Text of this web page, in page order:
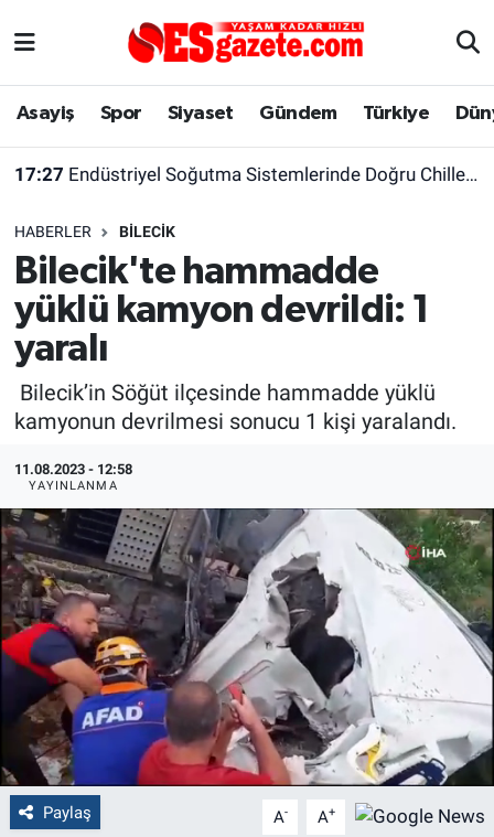
Asayiş Spor Siyaset Gündem Türkiye
HABERLER BILECIK
Bilecik'te hammadde
yüklü kamyon devrildi: 1
yaralı
Bilecik’in Söğüt ilçesinde hammadde yüklü
kamyonun devrilmesi sonucu 1 kişi yaralandı.
11.08.2023 - 12:58
YAYINLANMA
Paylaş A- A+
Asayiş
Gündem
Türkiye
Dünya
Sağlık
Alış-Veriş/İş dünyası
Yaşam
Eskişehirspor Arşivi
Eskişehir Arşivi
Röportaj
Ekonomi
Kültür Sanat
Politika
Bilecik
Kütahya
Gezi
Genel
Çevre
Eskişehir Nöbetçi Eczaneler
Süper Lig Puan Durumu ve Fikstür
Tüm Manşetler
Son Dakika Haberleri
Haber Arşivi